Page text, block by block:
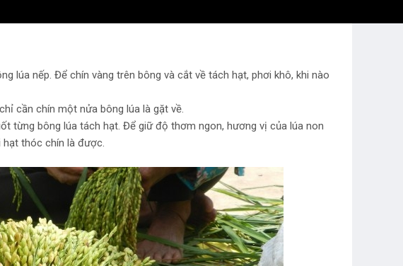
lúa nếp. Để chín vàng trên bông và cắt về tách hạt, phơi khô, khi nào
cần chín một nửa bông lúa là gặt về.
từng bông lúa tách hạt. Để giữ độ thơm ngon, hương vị của lúa non
thóc chín là được.